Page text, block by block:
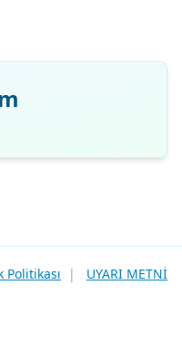
Politikası | UYARI METNİ